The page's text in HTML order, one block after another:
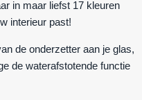
in maar liefst 17 kleuren
interieur past!
de onderzetter aan je glas,
de waterafstotende functie